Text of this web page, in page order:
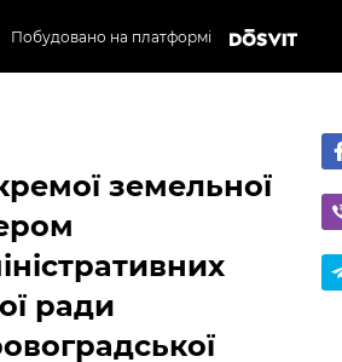
Побудовано на платформі
земельної
ради